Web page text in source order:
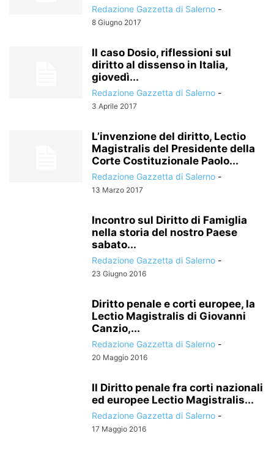
Redazione Gazzetta di Salerno -
8 Giugno 2017
Il caso Dosio, riflessioni sul
diritto al dissenso in Italia,
giovedì...
Redazione Gazzetta di Salerno -
3 Aprile 2017
L’invenzione del diritto, Lectio
Magistralis del Presidente della
Corte Costituzionale Paolo...
Redazione Gazzetta di Salerno -
13 Marzo 2017
Incontro sul Diritto di Famiglia
nella storia del nostro Paese
sabato...
Redazione Gazzetta di Salerno -
23 Giugno 2016
Diritto penale e corti europee, la
Lectio Magistralis di Giovanni
Canzio,...
Redazione Gazzetta di Salerno -
20 Maggio 2016
Il Diritto penale fra corti nazionali
ed europee Lectio Magistralis...
Redazione Gazzetta di Salerno -
17 Maggio 2016